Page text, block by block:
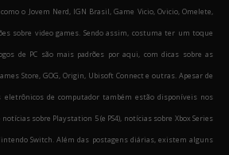
o Jovem Nerd, IGN Brasil, Game Vicio, Ovicio, Omelete,
sobre video games. Sendo assim, costuma ter um toque
de PC são mais padrões por aqui, com dicas sobre as
Store, GOG, Origin, Ubisoft Connect e outras. Apesar de
eletrônicos de computador também estão disponíveis nos
sobre Playstation 5 (e PS4), notícias sobre Xbox Series
Switch. Além das postagens diárias, existem alguns